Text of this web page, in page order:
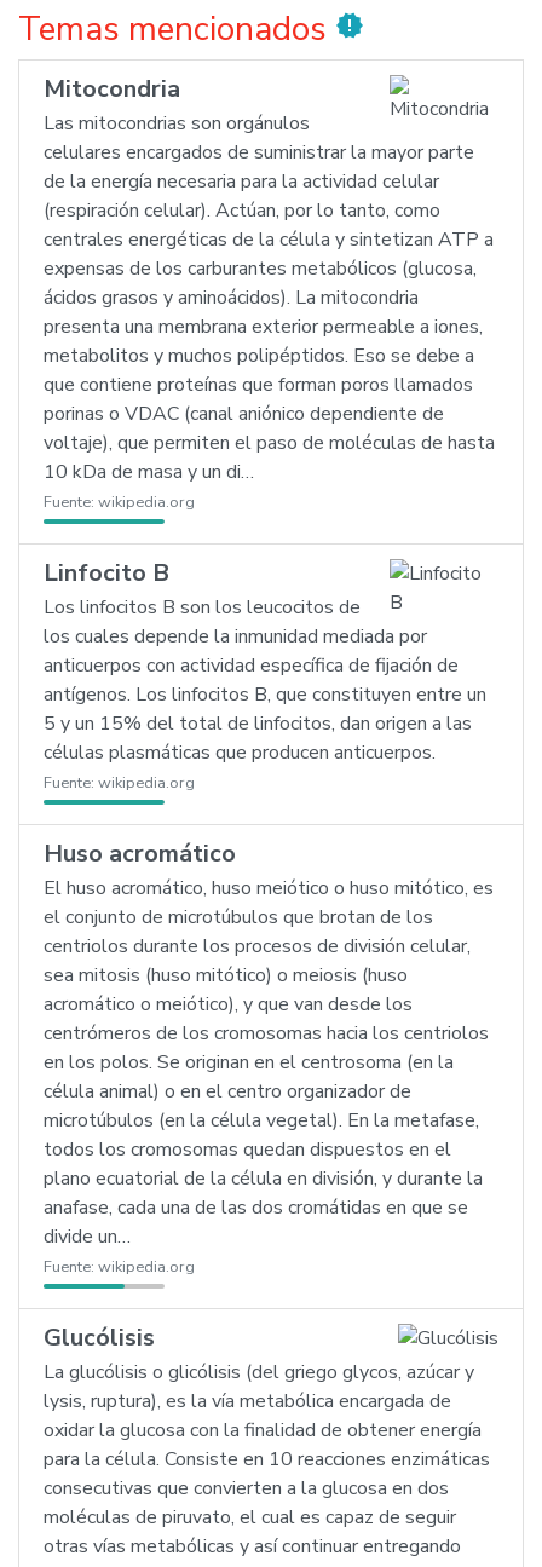
Temas mencionados new_releases
Mitocondria
Las mitocondrias son orgánulos
celulares encargados de suministrar la mayor parte
de la energía necesaria para la actividad celular
(respiración celular). Actúan, por lo tanto, como
centrales energéticas de la célula y sintetizan ATP a
expensas de los carburantes metabólicos (glucosa,
ácidos grasos y aminoácidos). La mitocondria
presenta una membrana exterior permeable a iones,
metabolitos y muchos polipéptidos. Eso se debe a
que contiene proteínas que forman poros llamados
porinas o VDAC (canal aniónico dependiente de
voltaje), que permiten el paso de moléculas de hasta
10 kDa de masa y un di…
Fuente: wikipedia.org
Linfocito B
Los linfocitos B son los leucocitos de
los cuales depende la inmunidad mediada por
anticuerpos con actividad específica de fijación de
antígenos. Los linfocitos B, que constituyen entre un
5 y un 15% del total de linfocitos, dan origen a las
células plasmáticas que producen anticuerpos.
Fuente: wikipedia.org
Huso acromático
El huso acromático, huso meiótico o huso mitótico, es
el conjunto de microtúbulos que brotan de los
centriolos durante los procesos de división celular,
sea mitosis (huso mitótico) o meiosis (huso
acromático o meiótico), y que van desde los
centrómeros de los cromosomas hacia los centriolos
en los polos. Se originan en el centrosoma (en la
célula animal) o en el centro organizador de
microtúbulos (en la célula vegetal). En la metafase,
todos los cromosomas quedan dispuestos en el
plano ecuatorial de la célula en división, y durante la
anafase, cada una de las dos cromátidas en que se
divide un…
Fuente: wikipedia.org
Glucólisis
La glucólisis o glicólisis (del griego glycos, azúcar y
lysis, ruptura), es la vía metabólica encargada de
oxidar la glucosa con la finalidad de obtener energía
para la célula. Consiste en 10 reacciones enzimáticas
consecutivas que convierten a la glucosa en dos
moléculas de piruvato, el cual es capaz de seguir
otras vías metabólicas y así continuar entregando